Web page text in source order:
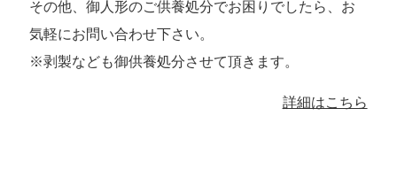
その他、御人形のご供養処分でお困りでしたら、お
気軽にお問い合わせ下さい。
※剥製なども御供養処分させて頂きます。
詳細はこちら